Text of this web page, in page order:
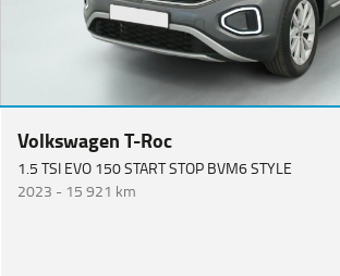
Volkswagen T-Roc
1.5 TSI EVO 150 START STOP BVM6 STYLE
2023 - 15 921 km